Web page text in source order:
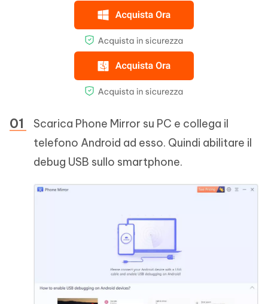
Scarica Phone Mirror su PC e collega il
telefono Android ad esso. Quindi abilitare il
debug USB sullo smartphone.